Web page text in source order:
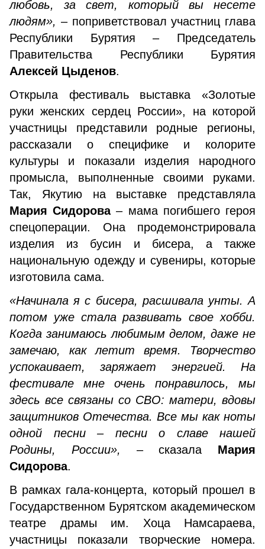
любовь, за свет, который вы несете
людям», – поприветствовал участниц главa
Республики Бурятия – Председатель
Правительства Республики Бурятия
Алексей Цыденов.
Открыла фестиваль выставка «Золотые
руки женских сердец России», на которой
участницы представили родные регионы,
рассказали о специфике и колорите
культуры и показали изделия народного
промысла, выполненные своими руками.
Так, Якутию на выставке представляла
Мария Сидорова– мама погибшего героя
спецоперации. Она продемонстрировала
изделия из бусин и бисера, а также
национальную одежду и сувениры, которые
изготовила сама.
«Начинала я с бисера, расшивала унты. А
потом уже стала развивать свое хобби.
Когда занимаюсь любимым делом, даже не
замечаю, как летит время. Творчество
успокаивает, заряжает энергией. На
фестивале мне очень понравилось, мы
здесь все связаны со СВО: матери, вдовы
защитников Отечества. Все мы как ноты
одной песни – песни о славе нашей
Родины, России», – сказала Мария
Сидорова.
В рамках гала-концерта, который прошел в
Государственном Бурятском академическом
театре драмы им. Хоца Намсараева,
участницы показали творческие номера.